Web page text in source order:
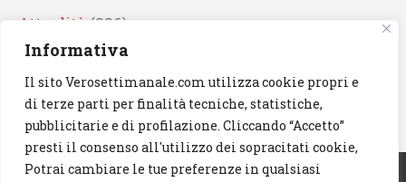
Informativa
Il sito Verosettimanale.com utilizza cookie propri e
di terze parti per finalità tecniche, statistiche,
pubblicitarie e di profilazione. Cliccando “Accetto”
presti il consenso all'utilizzo dei sopracitati cookie,
Potrai cambiare le tue preferenze in qualsiasi
Attualità (336)
Eventi(330)
Artisti (241)
News(238)
Cerca